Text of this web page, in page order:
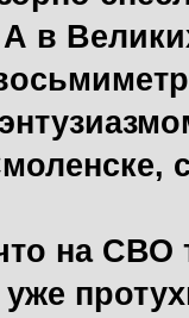
в
на СВО